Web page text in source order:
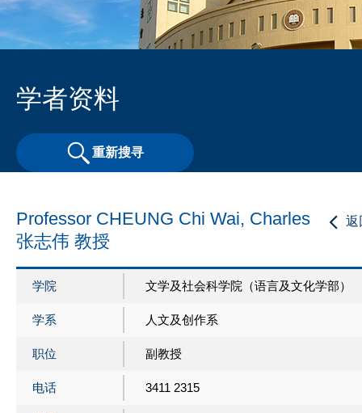
学者资料
重新搜寻
返
Professor CHEUNG Chi Wai, Charles
张志伟 教授
学院 文学及社会科学院（语言及文化学部）
学系 人文及创作系
职位 副教授
电话 3411 2315